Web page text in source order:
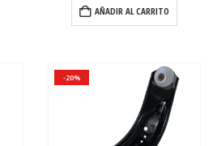
AÑADIR AL CARRITO
-20%